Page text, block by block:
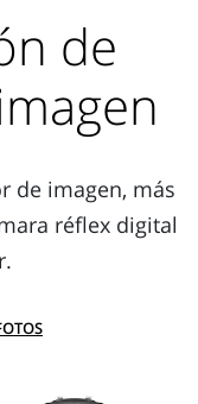
de
de imagen, más
réflex digital